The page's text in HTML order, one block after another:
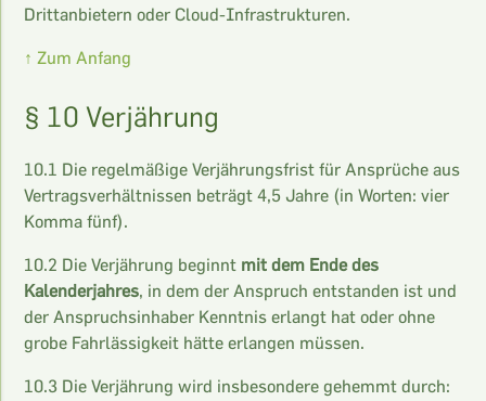
Drittanbietern oder Cloud-Infrastrukturen.
↑ Zum Anfang
§ 10 Verjährung
10.1 Die regelmäßige Verjährungsfrist für Ansprüche aus
Vertragsverhältnissen beträgt 4,5 Jahre (in Worten: vier
Komma fünf).
10.2 Die Verjährung beginnt mit dem Ende des
Kalenderjahres, in dem der Anspruch entstanden ist und
der Anspruchsinhaber Kenntnis erlangt hat oder ohne
grobe Fahrlässigkeit hätte erlangen müssen.
10.3 Die Verjährung wird insbesondere gehemmt durch: